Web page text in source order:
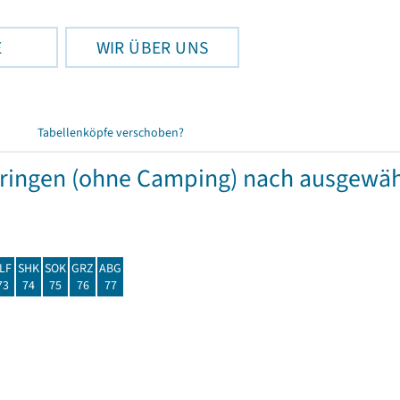
WIR ÜBER UNS
Tabellenköpfe verschoben?
(ohne Camping) nach
SHK
74
SOK
75
GRZ
76
ABG
77